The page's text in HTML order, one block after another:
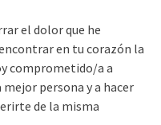
el dolor que he
en tu corazón la
comprometido/a a
persona y a hacer
de la misma